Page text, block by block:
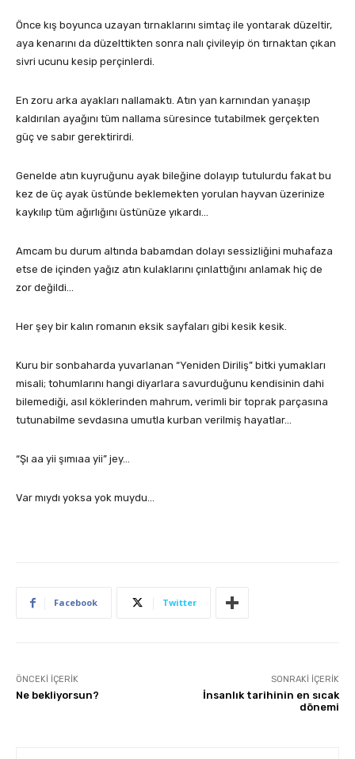
Önce kış boyunca uzayan tırnaklarını simtaç ile yontarak düzeltir,
aya kenarını da düzelttikten sonra nalı çivileyip ön tırnaktan çıkan
sivri ucunu kesip perçinlerdi.
En zoru arka ayakları nallamaktı. Atın yan karnından yanaşıp
kaldırılan ayağını tüm nallama süresince tutabilmek gerçekten
güç ve sabır gerektirirdi.
Genelde atın kuyruğunu ayak bileğine dolayıp tutulurdu fakat bu
kez de üç ayak üstünde beklemekten yorulan hayvan üzerinize
kaykılıp tüm ağırlığını üstünüze yıkardı…
Amcam bu durum altında babamdan dolayı sessizliğini muhafaza
etse de içinden yağız atın kulaklarını çınlattığını anlamak hiç de
zor değildi…
Her şey bir kalın romanın eksik sayfaları gibi kesik kesik.
Kuru bir sonbaharda yuvarlanan “Yeniden Diriliş” bitki yumakları
misali; tohumlarını hangi diyarlara savurduğunu kendisinin dahi
bilemediği, asıl köklerinden mahrum, verimli bir toprak parçasına
tutunabilme sevdasına umutla kurban verilmiş hayatlar…
“Şı aa yii şımıaa yii” jey…
Var mıydı yoksa yok muydu…
Facebook Twitter
ÖNCEKI İÇERIK
Ne bekliyorsun?
SONRAKI İÇERIK
İnsanlık tarihinin en sıcak
dönemi